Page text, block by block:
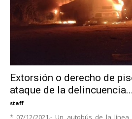
Extorsión o derecho de
ataque de la delincuencia...
staff
* 07/12/2021.- Un autobús de la